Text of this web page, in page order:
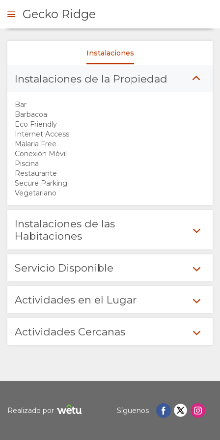
QUIÉNES
SOMOS
INSTALACIONES
GALERÍA
IMÁGENES
VÍDEOS
MAPA
UBICACIÓN
DIRECCIONES
CONTACTO
CAMBIAR
ALEMÁN
Gecko Ridge
Instalaciones
Instalaciones de la Propiedad
Bar
Barbacoa
Eco Friendly
Internet Access
Malaria Free
Conexión Móvil
Piscina
Restaurante
Secure Parking
Vegetariano
Instalaciones de las
Habitaciones
Servicio Disponible
Actividades en el Lugar
Actividades Cercanas
Realizado por Síguenos